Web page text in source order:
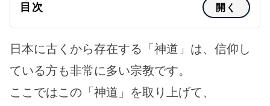
目次 開く
日本に古くから存在する「神道」は、信仰し
ている方も非常に多い宗教です。
ここではこの「神道」を取り上げて、